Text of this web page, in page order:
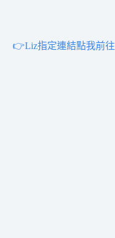
👉Liz指定連結點我前往